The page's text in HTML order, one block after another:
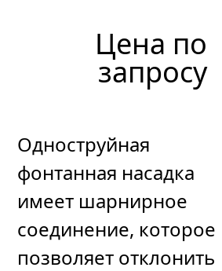
Цена по
запросу
Одноструйная
фонтанная насадка
имеет шарнирное
соединение, которое
позволяет отклонить